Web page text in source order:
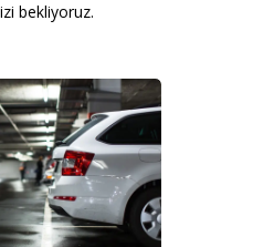
bekliyoruz.